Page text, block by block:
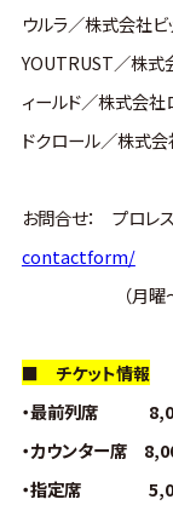
ウルラ／株式会社
YOUTRUST／株式
ィールド／株式会
ドクロール／株式会
お問合せ： プロレ
contactform/
（月曜〜金曜
■ チケット情報
・最前列席 8,000
・カウンター席
・指定席 5,000